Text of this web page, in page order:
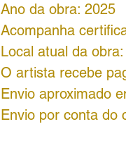
Ano da obra: 2025
Acompanha
Local atual da
O artista recebe
Envio aproximado
Envio por conta do